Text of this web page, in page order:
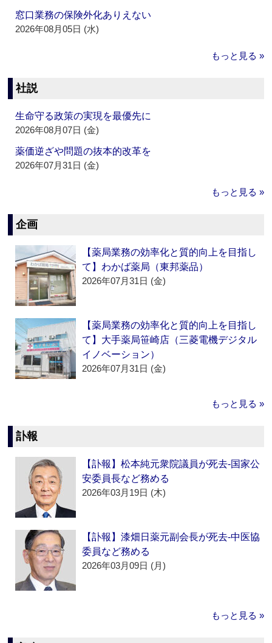
窓口業務の保険外化ありえない
2026年08月05日 (水)
もっと見る »
社説
生命守る政策の実現を最優先に
2026年08月07日 (金)
薬価逆ざや問題の抜本的改革を
2026年07月31日 (金)
もっと見る »
企画
【薬局業務の効率化と質的向上を目指し
て】わかば薬局（東邦薬品）
2026年07月31日 (金)
【薬局業務の効率化と質的向上を目指し
て】大手薬局笹崎店（三菱電機デジタル
イノベーション）
2026年07月31日 (金)
もっと見る »
訃報
【訃報】松本純元衆院議員が死去‐国家公
安委員長など務める
2026年03月19日 (木)
【訃報】漆畑日薬元副会長が死去‐中医協
委員など務める
2026年03月09日 (月)
もっと見る »